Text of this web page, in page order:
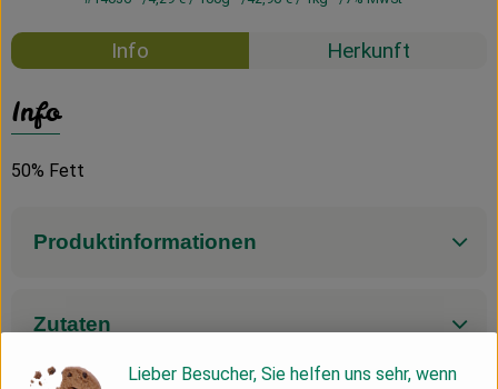
Info Herkunft
Info
50% Fett
Produktinformationen
Zutaten
Lieber Besucher, Sie helfen uns sehr, wenn